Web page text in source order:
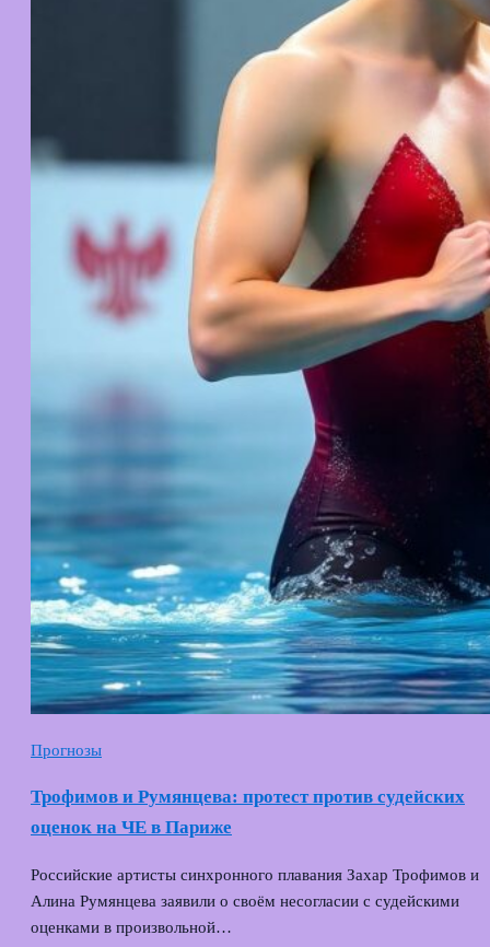
Прогнозы
Трофимов и Румянцева: протест против судейских
оценок на ЧЕ в Париже
Российские артисты синхронного плавания Захар Трофимов и
Алина Румянцева заявили о своём несогласии с судейскими
оценками в произвольной…